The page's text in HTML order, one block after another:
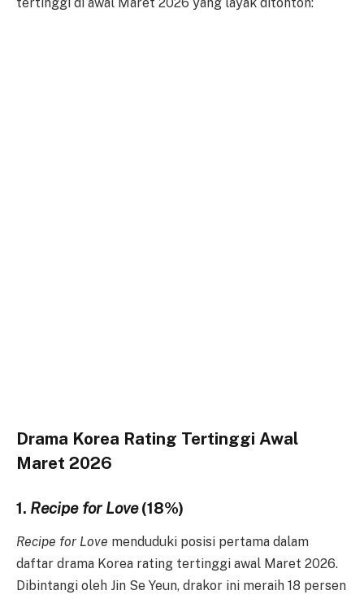
Drama Korea Rating Tertinggi Awal
Maret 2026
1. Recipe for Love(18%)
Recipe for Love menduduki posisi pertama dalam
daftar drama Korea rating tertinggi awal Maret 2026.
Dibintangi oleh Jin Se Yeun, drakor ini meraih 18 persen